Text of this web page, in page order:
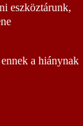
eszköztárunk,
a hiánynak